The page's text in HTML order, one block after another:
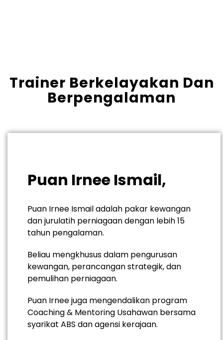
Trainer Berkelayakan Dan
Berpengalaman
Puan Irnee Ismail,
Puan Irnee Ismail adalah pakar kewangan
dan jurulatih perniagaan dengan lebih 15
tahun pengalaman.
Beliau mengkhusus dalam pengurusan
kewangan, perancangan strategik, dan
pemulihan perniagaan.
Puan Irnee juga mengendalikan program
Coaching & Mentoring Usahawan bersama
syarikat ABS dan agensi kerajaan.